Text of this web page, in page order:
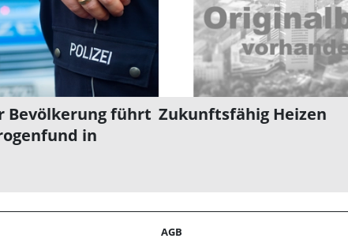
Bevölkerung führt
in
Zukunftsfähig Heizen
AGB